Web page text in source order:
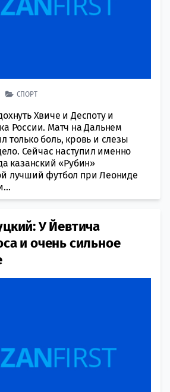
СПОРТ
Хвиче и Деспоту и
России. Матч на Дальнем
только боль, кровь и слезы
Сейчас наступил именно
казанский «Рубин»
лучший футбол при Леониде
У Йевтича
и очень сильное